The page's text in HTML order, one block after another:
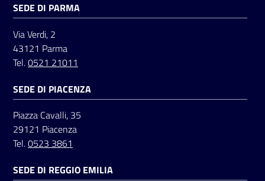
Seguici
su
SEDE DI PARMA
Via Verdi, 2
43121 Parma
Tel.0521 21011
SEDE DI PIACENZA
Piazza Cavalli, 35
29121 Piacenza
Tel.0523 3861
SEDE DI REGGIO EMILIA